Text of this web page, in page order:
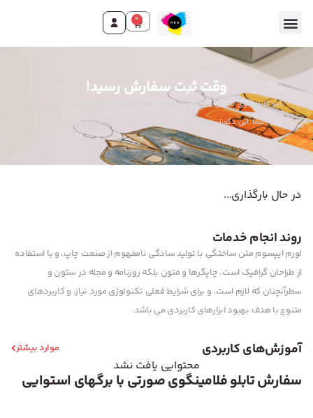
0
وقت ثبت سفارش رسید!
تابلو فلامینگوی صورتی با برگهای استوایی: لمسی از بهشت گرمسیری در دکوراسیون
شما. این دکوراسیون دیواری جذاب برای تکسچر و رنگ روغن عالی است.
در حال بارگذاری...
روند انجام خدمات
لورم ایپسوم متن ساختگی با تولید سادگی نامفهوم از صنعت چاپ، و با استفاده
از طراحان گرافیک است، چاپگرها و متون بلکه روزنامه و مجله در ستون و
سطرآنچنان که لازم است، و برای شرایط فعلی تکنولوژی مورد نیاز، و کاربردهای
متنوع با هدف بهبود ابزارهای کاربردی می باشد.
آموزش‌های کاربردی موارد بیشتر
محتوایی یافت نشد
سفارش تابلو فلامینگوی صورتی با برگهای استوایی